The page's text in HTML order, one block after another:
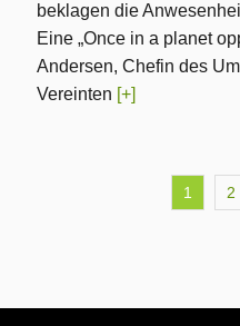
beklagen die
Eine „Once in a planet
Andersen, Chefin des
Vereinten [+]
1 2